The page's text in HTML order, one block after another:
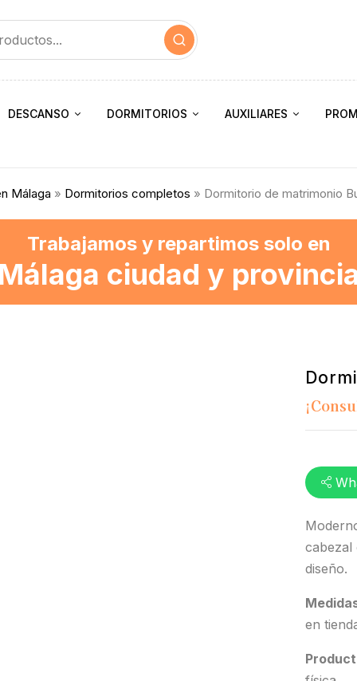
DESCANSO DORMITORIOS AUXILIARES
Málaga » Dormitorios completos » Dormitorio de matrimonio
Trabajamos y repartimos solo en
ciudad y
diseño.
en